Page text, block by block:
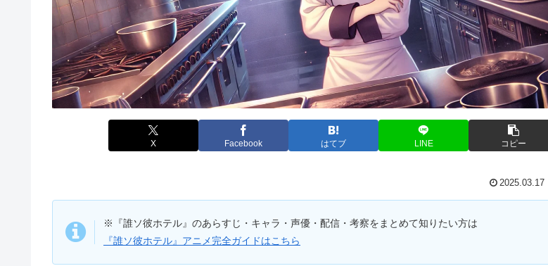
X Facebook はてブ LINE コピー
2025.03.17
※『誰ソ彼ホテル』のあらすじ・キャラ・声優・配信・考察をまとめて知りたい方は
『誰ソ彼ホテル』アニメ完全ガイドはこちら